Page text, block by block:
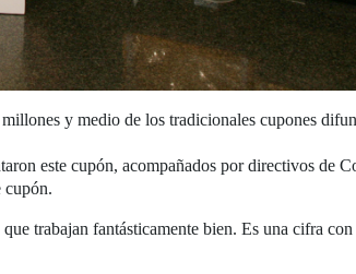
y medio de los tradicionales cupones
este cupón, acompañados por directivos de
cupón.
trabajan fantásticamente bien. Es una cifra